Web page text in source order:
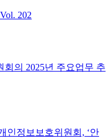
202
의 2025년 주요업무 추
인정보보호위원회, ‘안